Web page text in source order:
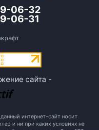
06-32
06-31
сайта -
интернет-сайт носит
и ни при каких условиях не